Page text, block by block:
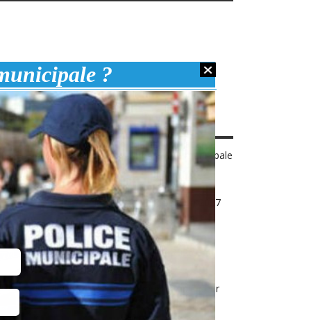
POPULAIRES
Comment choisir un équipement adapté
aux missions de terrain en police municipale
?
14 April 2026
Concours de la police municipale en 2027
28 August 2025
Inscription au concours de Gardien
Brigadier de police municipale 2026
28 August 2025
Éthylotest chimique : un outil simple pour
renforcer la prévention sur le terrain
?